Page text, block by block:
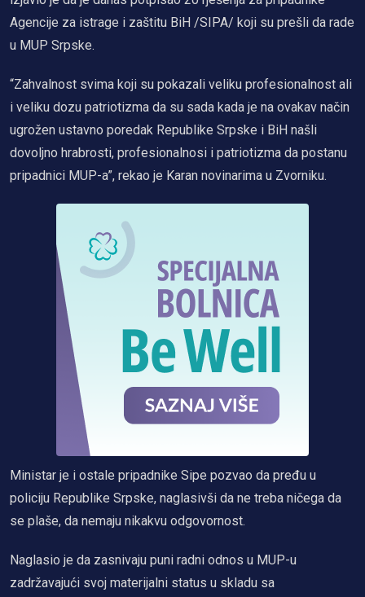
Agencije za istrage i zaštitu BiH /SIPA/ koji su prešli da rade
u MUP Srpske.
“Zahvalnost svima koji su pokazali veliku profesionalnost ali
i veliku dozu patriotizma da su sada kada je na ovakav način
ugrožen ustavno poredak Republike Srpske i BiH našli
dovoljno hrabrosti, profesionalnosi i patriotizma da postanu
pripadnici MUP-a”, rekao je Karan novinarima u Zvorniku.
Ministar je i ostale pripadnike Sipe pozvao da pređu u
policiju Republike Srpske, naglasivši da ne treba ničega da
se plaše, da nemaju nikakvu odgovornost.
Naglasio je da zasnivaju puni radni odnos u MUP-u
zadržavajući svoj materijalni status u skladu sa